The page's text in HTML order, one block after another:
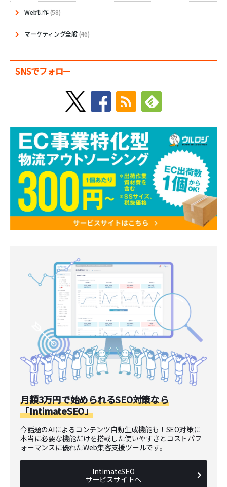
Web制作(58)
マーケティング全般(46)
SNSでフォロー
月額3万円で始められるSEO対策なら
「IntimateSEO」
今話題のAIによるコンテンツ自動生成機能も！SEO対策に
本当に必要な機能だけを搭載した使いやすさとコストパフ
ォーマンスに優れたWeb集客支援ツールです。
IntimateSEO
サービスサイトへ